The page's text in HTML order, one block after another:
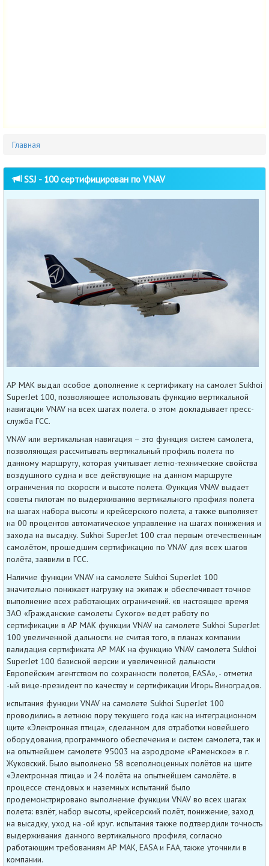
Главная
SSJ - 100 сертифицирован по VNAV
АР МАК выдал особое дополнение к сертификату на самолет Sukhoi
SuperJet 100, позволяющее использовать функцию вертикальной
навигации VNAV на всех шагах полета. о этом докладывает пресс-
служба ГСС.
VNAV или вертикальная навигация – это функция систем самолета,
позволяющая рассчитывать вертикальный профиль полета по
данному маршруту, которая учитывает летно-технические свойства
воздушного судна и все действующие на данном маршруте
ограничения по скорости и высоте полета. Функция VNAV выдает
советы пилотам по выдерживанию вертикального профиля полета
на шагах набора высоты и крейсерского полета, а также выполняет
на 00 процентов автоматическое управление на шагах понижения и
захода на высадку. Sukhoi SuperJet 100 стал первым отечественным
самолётом, прошедшим сертификацию по VNAV для всех шагов
полёта, заявили в ГСС.
Наличие функции VNAV на самолете Sukhoi SuperJet 100
значительно понижает нагрузку на экипаж и обеспечивает точное
выполнение всех работающих ограничений. «в настоящее время
ЗАО «Гражданские самолеты Сухого» ведет работу по
сертификации в АР МАК функции VNAV на самолете Sukhoi SuperJet
100 увеличенной дальности. не считая того, в планах компании
валидация сертификата АР МАК на функцию VNAV самолета Sukhoi
SuperJet 100 базисной версии и увеличенной дальности
Европейским агентством по сохранности полетов, EASA», - отметил
-ый вице-президент по качеству и сертификации Игорь Виноградов.
испытания функции VNAV на самолете Sukhoi SuperJet 100
проводились в летнюю пору текущего года как на интеграционном
щите «Электронная птица», сделанном для отработки новейшего
оборудования, программного обеспечения и систем самолета, так и
на опытнейшем самолете 95003 на аэродроме «Раменское» в г.
Жуковский. Было выполнено 58 всеполноценных полётов на щите
«Электронная птица» и 24 полёта на опытнейшем самолёте. в
процессе стендовых и наземных испытаний было
продемонстрировано выполнение функции VNAV во всех шагах
полета: взлёт, набор высоты, крейсерский полёт, понижение, заход
на высадку, уход на -ой круг. испытания также подтвердили точность
выдерживания данного вертикального профиля, согласно
работающим требованиям АР МАК, EASA и FAA, также уточнили в
компании.